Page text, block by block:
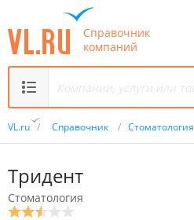
Справочник
компаний
VL.ru / Справочник / Стоматология
Тридент
Стоматология